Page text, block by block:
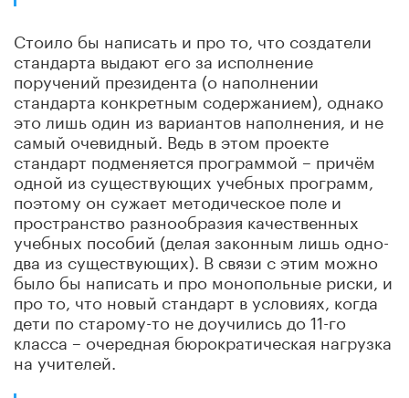
Стоило бы написать и про то, что создатели
стандарта выдают его за исполнение
поручений президента (о наполнении
стандарта конкретным содержанием), однако
это лишь один из вариантов наполнения, и не
самый очевидный. Ведь в этом проекте
стандарт подменяется программой – причём
одной из существующих учебных программ,
поэтому он сужает методическое поле и
пространство разнообразия качественных
учебных пособий (делая законным лишь одно-
два из существующих). В связи с этим можно
было бы написать и про монопольные риски, и
про то, что новый стандарт в условиях, когда
дети по старому-то не доучились до 11-го
класса – очередная бюрократическая нагрузка
на учителей.